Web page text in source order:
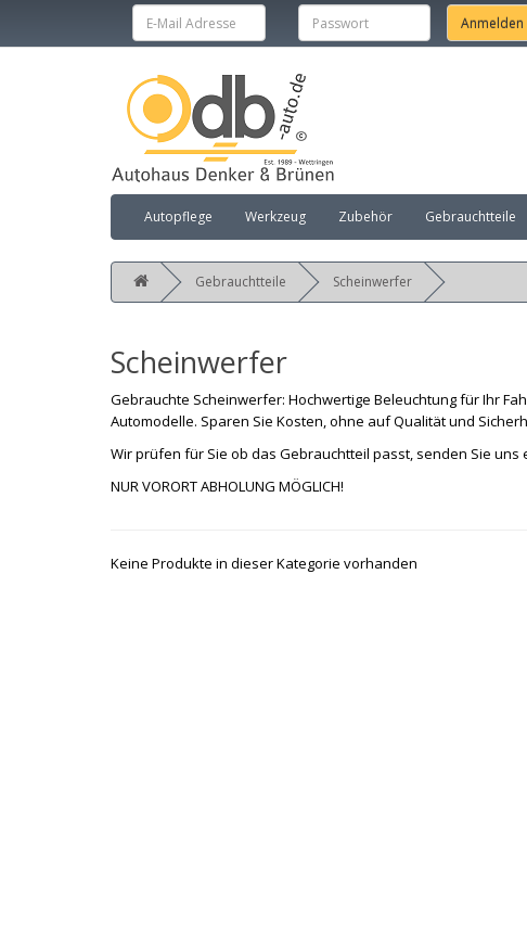
Autopflege Werkzeug Zubehör Gebrauchtteile
Gebrauchtteile Scheinwerfer
Scheinwerfer
Gebrauchte Scheinwerfer: Hochwertige Beleuchtung für Ihr
Automodelle. Sparen Sie Kosten, ohne auf Qualität und
Wir prüfen für Sie ob das Gebrauchtteil passt, senden Sie uns
NUR VORORT ABHOLUNG MÖGLICH!
Keine Produkte in dieser Kategorie vorhanden